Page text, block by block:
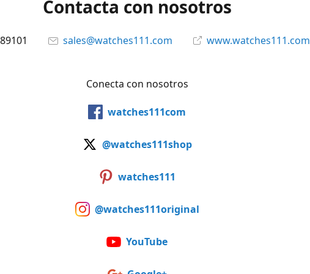
Contacta con nosotros
sales@watches111.com www.watches111.com
Conecta con nosotros
watches111com
@watches111shop
watches111
@watches111original
YouTube